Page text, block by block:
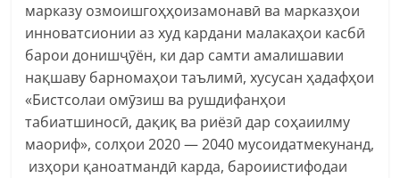
марказу озмоишгоҳҳоизамонавӣ ва марказҳои
инноватсионии аз худ кардани малакаҳои касбӣ
барои донишҷӯён, ки дар самти амалишавии
нақшаву барномаҳои таълимӣ, хусусан ҳадафҳои
«Бистсолаи омӯзиш ва рушдифанҳои
табиатшиносӣ, дақиқ ва риёзӣ дар соҳаиилму
маориф», солҳои 2020 — 2040 мусоидатмекунанд,
изҳори қаноатмандӣ карда, бароиистифодаи